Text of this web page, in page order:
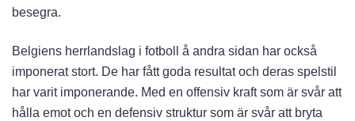
besegra.
Belgiens herrlandslag i fotboll å andra sidan har också
imponerat stort. De har fått goda resultat och deras spelstil
har varit imponerande. Med en offensiv kraft som är svår att
hålla emot och en defensiv struktur som är svår att bryta